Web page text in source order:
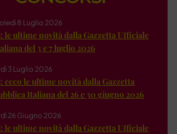
8 Luglio 2026
le ultime novità dalla Gazzetta Ufficiale
del 3 e 7 luglio 2026
3 Luglio 2026
ecco le ultime novità dalla Gazzetta
Italiana del 26 e 30 giugno 2026
26 Giugno 2026
le ultime novità dalla Gazzetta Ufficiale